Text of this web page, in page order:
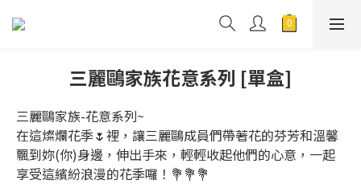
三麗鷗家族花意系列 [單盒]
三麗鷗家族-花意系列~
在這燦爛花季🌷裡，讓三麗鷗成員們帶著花的芬芳和溫馨
飄到妳(你)身邊，伸出手來，輕輕收起他們的心意，一起
享受這繽紛浪漫的花季囉！💐💐💐